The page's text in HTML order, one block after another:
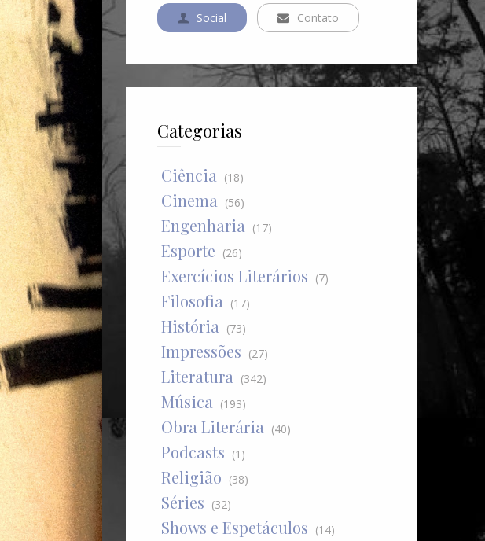
Social Contato
Categorias
Ciência (18)
Cinema (56)
Engenharia (17)
Esporte (26)
Exercícios Literários (7)
Filosofia (17)
História (73)
Impressões (27)
Literatura (342)
Música (193)
Obra Literária (40)
Podcasts (1)
Religião (38)
Séries (32)
Shows e Espetáculos (14)